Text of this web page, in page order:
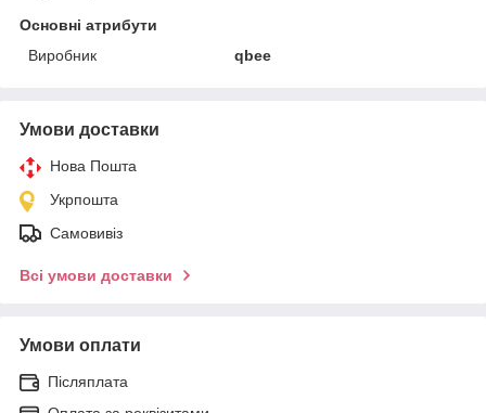
Основні атрибути
Виробник
qbee
Умови доставки
Нова Пошта
Укрпошта
Самовивіз
Всі умови доставки
Умови оплати
Післяплата